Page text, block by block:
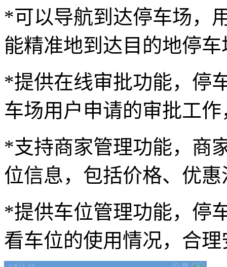
*可以导航到达停车场，
能精准地到达目的地停车
*提供在线审批功能，停
车场用户申请的审批工
*支持商家管理功能，商
位信息，包括价格、优
*提供车位管理功能，停
看车位的使用情况，合